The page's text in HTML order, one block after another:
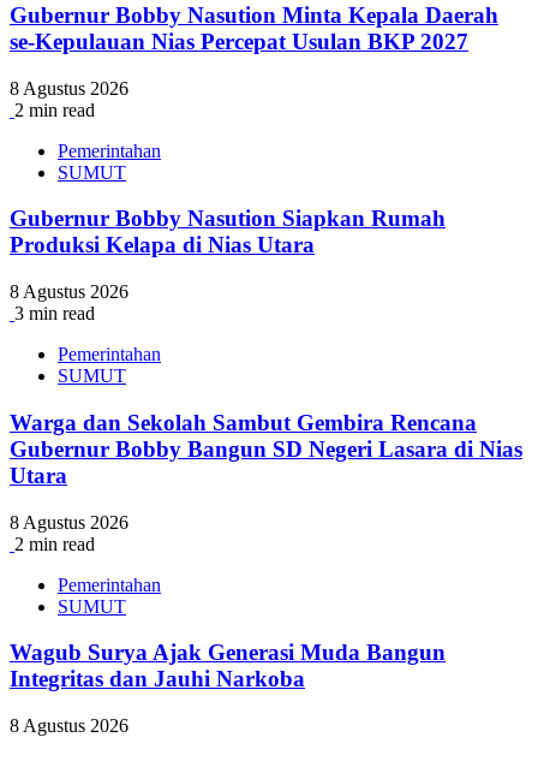
Gubernur Bobby Nasution Minta Kepala Daerah
se-Kepulauan Nias Percepat Usulan BKP 2027
8 Agustus 2026
2 min read
Pemerintahan
SUMUT
Gubernur Bobby Nasution Siapkan Rumah
Produksi Kelapa di Nias Utara
8 Agustus 2026
3 min read
Pemerintahan
SUMUT
Warga dan Sekolah Sambut Gembira Rencana
Gubernur Bobby Bangun SD Negeri Lasara di Nias
Utara
8 Agustus 2026
2 min read
Pemerintahan
SUMUT
Wagub Surya Ajak Generasi Muda Bangun
Integritas dan Jauhi Narkoba
8 Agustus 2026